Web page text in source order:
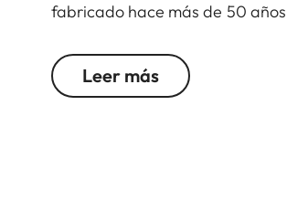
fabricado hace más de 50
Leer más